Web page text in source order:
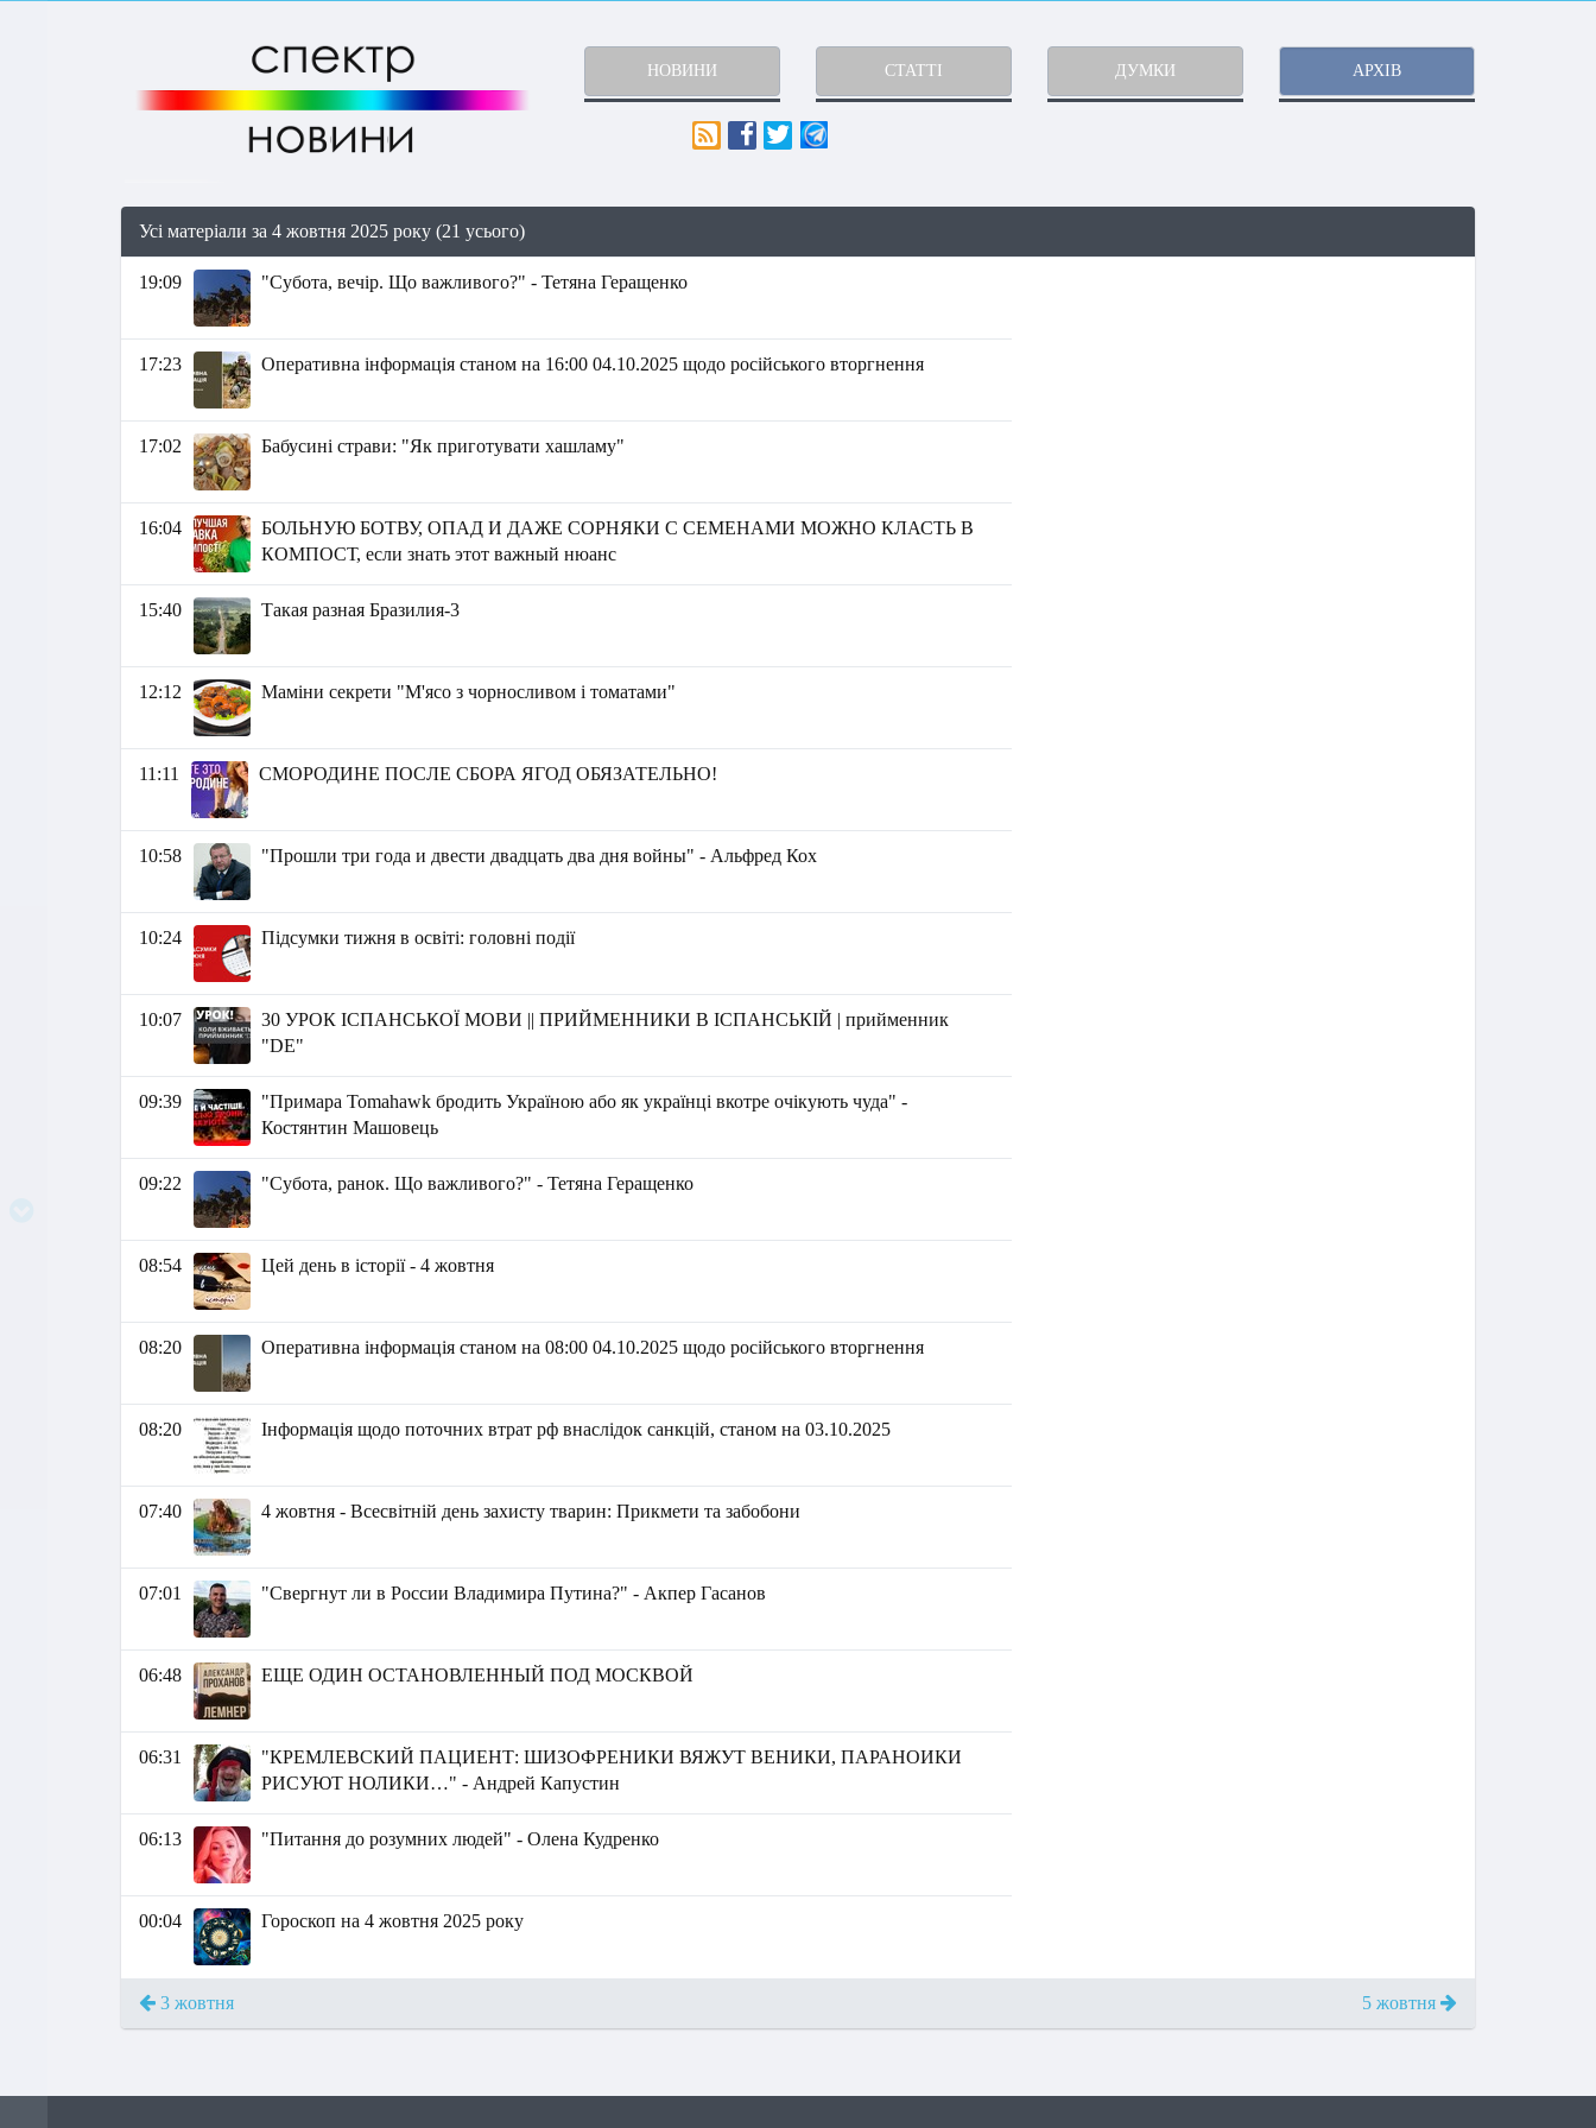
НОВИНИ СТАТТІ ДУМКИ АРХІВ
Усі матеріали за 4 жовтня 2025 року (21 усього)
19:09 "Субота, вечір. Що важливого?" - Тетяна Геращенко
17:23 Оперативна інформація станом на 16:00 04.10.2025 щодо російського вторгнення
17:02 Бабусині страви: "Як приготувати хашламу"
16:04
БОЛЬНУЮ БОТВУ, ОПАД И ДАЖЕ СОРНЯКИ С СЕМЕНАМИ МОЖНО КЛАСТЬ В
КОМПОСТ, если знать этот важный нюанс
15:40 Такая разная Бразилия-3
12:12 Маміни секрети "М'ясо з чорносливом і томатами"
11:11 СМОРОДИНЕ ПОСЛЕ СБОРА ЯГОД ОБЯЗАТЕЛЬНО!
10:58 "Прошли три года и двести двадцать два дня войны" - Альфред Кох
10:24 Підсумки тижня в освіті: головні події
10:07
30 УРОК ІСПАНСЬКОЇ МОВИ || ПРИЙМЕННИКИ В ІСПАНСЬКІЙ | прийменник
"DE"
09:39
"Примара Tomahawk бродить Україною або як українці вкотре очікують чуда" -
Костянтин Машовець
09:22 "Субота, ранок. Що важливого?" - Тетяна Геращенко
08:54 Цей день в історії - 4 жовтня
08:20 Оперативна інформація станом на 08:00 04.10.2025 щодо російського вторгнення
08:20 Інформація щодо поточних втрат рф внаслідок санкцій, станом на 03.10.2025
07:40 4 жовтня - Всесвітній день захисту тварин: Прикмети та забобони
07:01 "Свергнут ли в России Владимира Путина?" - Акпер Гасанов
06:48 ЕЩЕ ОДИН ОСТАНОВЛЕННЫЙ ПОД МОСКВОЙ
06:31
"КРЕМЛЕВСКИЙ ПАЦИЕНТ: ШИЗОФРЕНИКИ ВЯЖУТ ВЕНИКИ, ПАРАНОИКИ
РИСУЮТ НОЛИКИ…" - Андрей Капустин
06:13 "Питання до розумних людей" - Олена Кудренко
00:04 Гороскоп на 4 жовтня 2025 року
3 жовтня 5 жовтня